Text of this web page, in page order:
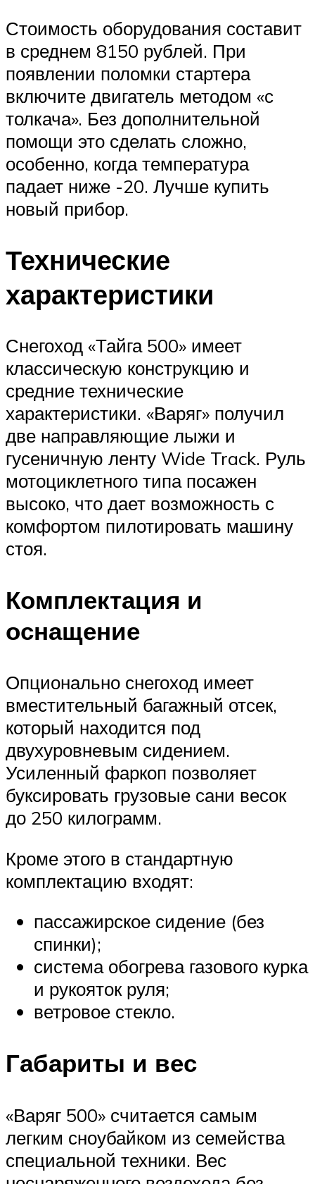
Стоимость оборудования составит
в среднем 8150 рублей. При
появлении поломки стартера
включите двигатель методом «с
толкача». Без дополнительной
помощи это сделать сложно,
особенно, когда температура
падает ниже -20. Лучше купить
новый прибор.
Технические
характеристики
Снегоход «Тайга 500» имеет
классическую конструкцию и
средние технические
характеристики. «Варяг» получил
две направляющие лыжи и
гусеничную ленту Wide Track. Руль
мотоциклетного типа посажен
высоко, что дает возможность с
комфортом пилотировать машину
стоя.
Комплектация и
оснащение
Опционально снегоход имеет
вместительный багажный отсек,
который находится под
двухуровневым сидением.
Усиленный фаркоп позволяет
буксировать грузовые сани весок
до 250 килограмм.
Кроме этого в стандартную
комплектацию входят:
пассажирское сидение (без
спинки);
система обогрева газового курка
и рукояток руля;
ветровое стекло.
Габариты и вес
«Варяг 500» считается самым
легким сноубайком из семейства
специальной техники. Вес